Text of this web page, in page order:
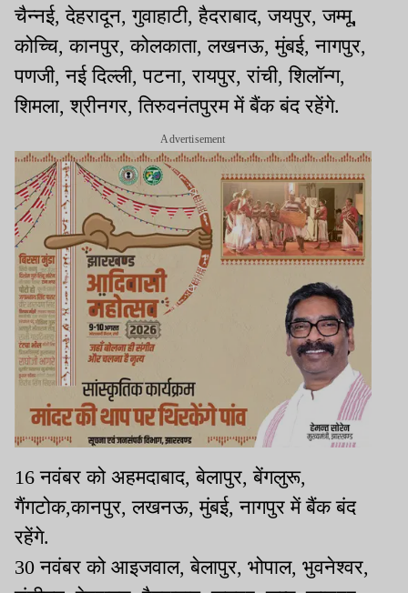
चैन्नई, देहरादून, गुवाहाटी, हैदराबाद, जयपुर, जम्मू,
कोच्चि, कानपुर, कोलकाता, लखनऊ, मुंबई, नागपुर,
पणजी, नई दिल्ली, पटना, रायपुर, रांची, शिलॉन्ग,
शिमला, श्रीनगर, तिरुवनंतपुरम में बैंक बंद रहेंगे.
Advertisement
16 नवंबर को अहमदाबाद, बेलापुर, बेंगलुरू,
गैंगटोक,कानपुर, लखनऊ, मुंबई, नागपुर में बैंक बंद
रहेंगे.
30 नवंबर को आइजवाल, बेलापुर, भोपाल, भुवनेश्वर,